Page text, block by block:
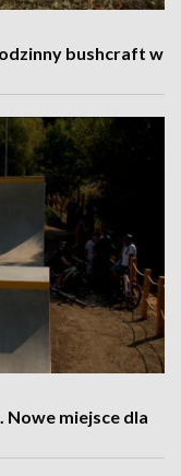
bushcraft w
Nowe miejsce dla